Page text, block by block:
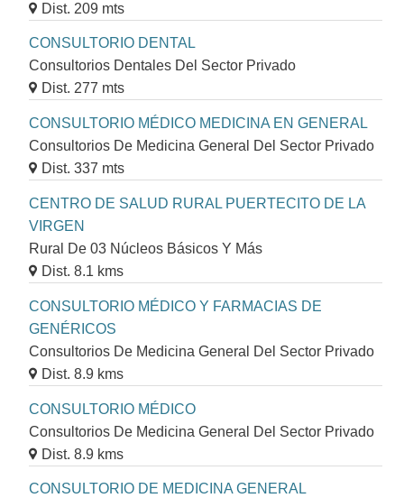
Dist. 209 mts
CONSULTORIO DENTAL
Consultorios Dentales Del Sector Privado
Dist. 277 mts
CONSULTORIO MÉDICO MEDICINA EN GENERAL
Consultorios De Medicina General Del Sector Privado
Dist. 337 mts
CENTRO DE SALUD RURAL PUERTECITO DE LA
VIRGEN
Rural De 03 Núcleos Básicos Y Más
Dist. 8.1 kms
CONSULTORIO MÉDICO Y FARMACIAS DE
GENÉRICOS
Consultorios De Medicina General Del Sector Privado
Dist. 8.9 kms
CONSULTORIO MÉDICO
Consultorios De Medicina General Del Sector Privado
Dist. 8.9 kms
CONSULTORIO DE MEDICINA GENERAL